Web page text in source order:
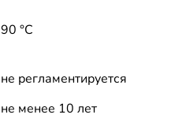
90 °C
не регламентируется
не менее 10 лет